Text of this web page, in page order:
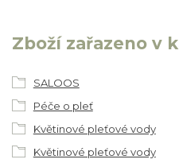
Zboží zařazeno v
SALOOS
Péče o pleť
Květinové pleťové vody
Květinové pleťové vody